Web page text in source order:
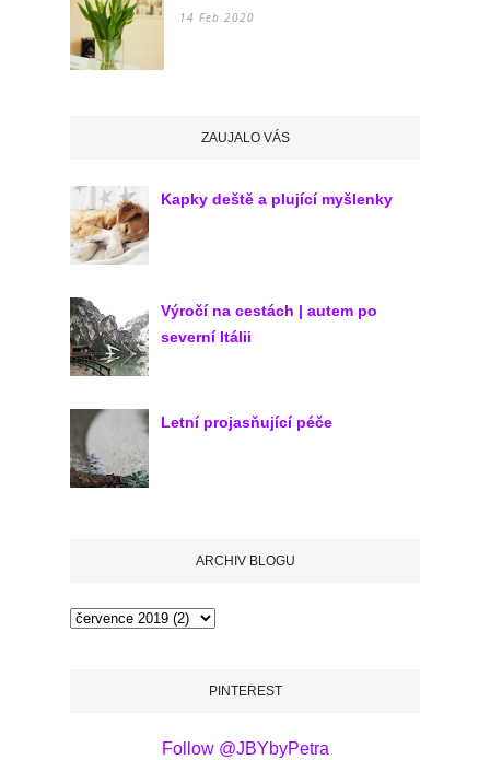
14 Feb 2020
ZAUJALO VÁS
Kapky deště a plující myšlenky
Výročí na cestách | autem po
severní Itálii
Letní projasňující péče
ARCHIV BLOGU
PINTEREST
Follow @JBYbyPetra